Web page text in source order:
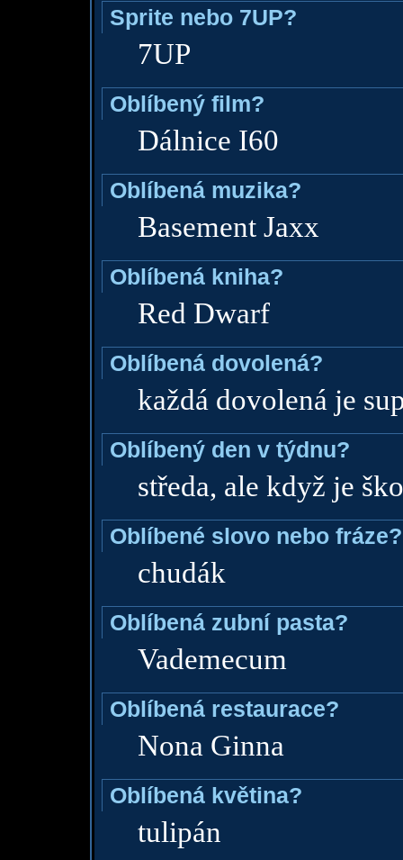
Sprite nebo 7UP?
7UP
Oblíbený film?
Dálnice I60
Oblíbená muzika?
Basement Jaxx
Oblíbená kniha?
Red Dwarf
Oblíbená dovolená?
každá dovolená je
Oblíbený den v týdnu?
středa, ale když je
Oblíbené slovo nebo fráze?
chudák
Oblíbená zubní pasta?
Vademecum
Oblíbená restaurace?
Nona Ginna
Oblíbená květina?
tulipán